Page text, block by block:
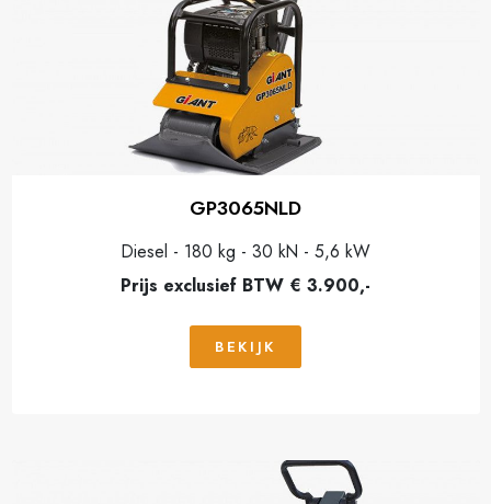
GP3065NLD
Diesel - 180 kg - 30 kN - 5,6 kW
Prijs exclusief BTW € 3.900,-
BEKIJK